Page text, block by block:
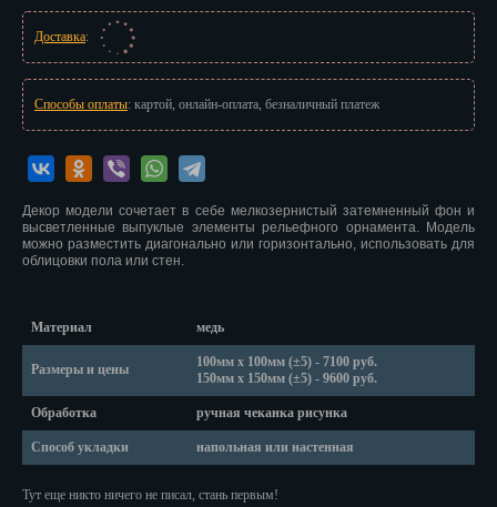
Иркутск
Йошкар-Ола
Казань
Кемерово
Краснодар
Красноярск
Доставка:
Способы оплаты: картой, онлайн-оплата, безналичный платеж
Декор модели сочетает в себе мелкозернистый затемненный фон и
высветленные выпуклые элементы рельефного орнамента. Модель
можно разместить диагонально или горизонтально, использовать для
облицовки пола или стен.
Материал медь
Размеры и цены
100мм х 100мм (±5) - 7100 руб.
150мм х 150мм (±5) - 9600 руб.
Обработка ручная чеканка рисунка
Способ укладки напольная или настенная
Тут еще никто ничего не писал, стань первым!